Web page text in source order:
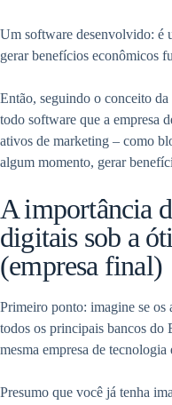
Um software desenvolvido: é
gerar benefícios econômicos
Então, seguindo o conceito
todo software que a empresa
ativos de marketing – como
algum momento, gerar
A importância
digitais sob a
(empresa final)
Primeiro ponto: imagine se os
todos os principais bancos do
mesma empresa de tecnologia
Presumo que você já tenha